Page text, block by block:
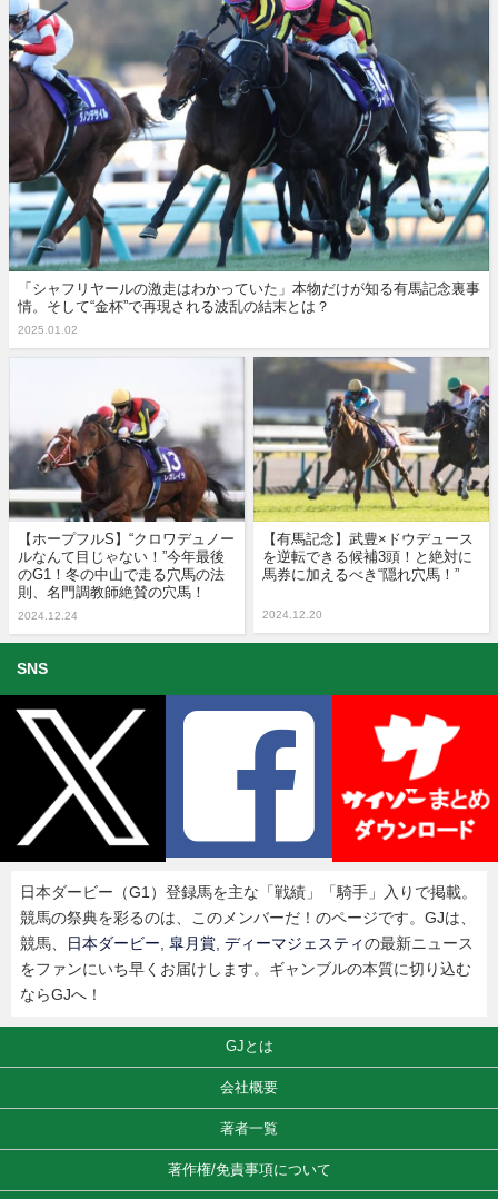
「シャフリヤールの激走はわかっていた」本物だけが知る有馬記念裏事
情。そして“金杯”で再現される波乱の結末とは？
2025.01.02
【ホープフルS】“クロワデュノー
ルなんて目じゃない！”今年最後
のG1！冬の中山で走る穴馬の法
則、名門調教師絶賛の穴馬！
2024.12.24
【有馬記念】武豊×ドウデュース
を逆転できる候補3頭！と絶対に
馬券に加えるべき“隠れ穴馬！”
2024.12.20
SNS
日本ダービー（G1）登録馬を主な「戦績」「騎手」入りで掲載。
競馬の祭典を彩るのは、このメンバーだ！のページです。GJは、
競馬、
日本ダービー 皐月賞 ディーマジェスティの最新ニュース
をファンにいち早くお届けします。ギャンブルの本質に切り込む
ならGJへ！
GJとは
会社概要
著者一覧
著作権/免責事項について